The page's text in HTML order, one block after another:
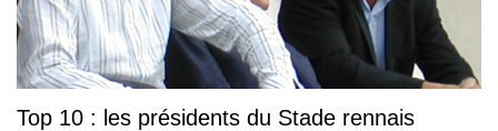
Top 10 : les présidents du Stade rennais